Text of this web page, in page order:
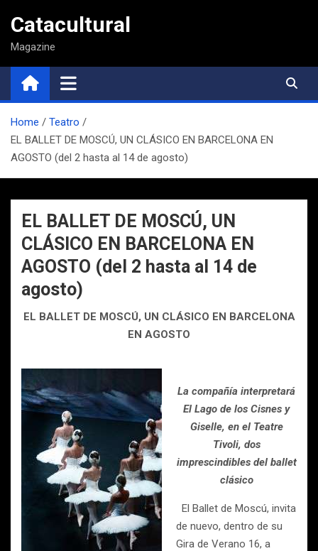
contenido
Catacultural
Magazine
Home
Teatro
EL BALLET DE MOSCÚ, UN CLÁSICO EN BARCELONA EN
AGOSTO (del 2 hasta al 14 de agosto)
EL BALLET DE MOSCÚ, UN
CLÁSICO EN BARCELONA EN
AGOSTO (del 2 hasta al 14 de
agosto)
EL BALLET DE MOSCÚ, UN CLÁSICO EN BARCELONA
EN AGOSTO
La compañía interpretará
El Lago de los Cisnes y
Giselle, en el Teatre
Tivoli, dos
imprescindibles del ballet
clásico
El Ballet de Moscú, invita
de nuevo, dentro de su
Gira de Verano 16, a